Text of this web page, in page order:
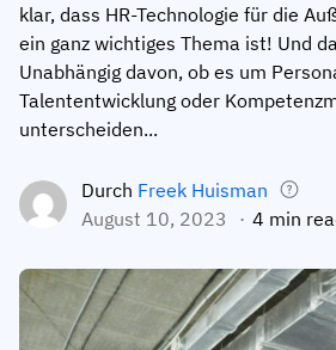
Compliance
Schulungsanforderungen
Audit-Trails
Einblicke
Kompetenzlücken-Analysen
Auditor
Syngenta
Chemische Industrie
Ashland
Verpackung
Canpack
Unternehmen
Über uns
klar, dass HR-Technologie für die
ein ganz wichtiges Thema ist! Und
Unabhängig davon, ob es um
Talententwicklung oder
unterscheiden...
Durch Freek Huisman
August 10, 2023
4 min